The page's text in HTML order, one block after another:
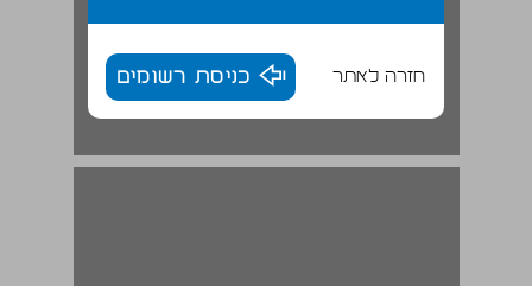
חזרה לאתר כניסת רשומים